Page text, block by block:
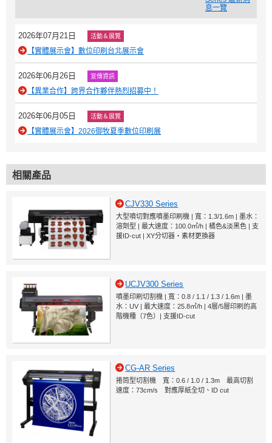
息一覽
2026年07月21日 活動＆展覽
【實體展示會】數位印刷台北展示會
2026年06月26日 宣傳資訊
【異業合作】跨界合作夥伴熱烈招募中！
2026年06月05日 活動＆展覽
【實體展示會】2026御牧夏季數位印刷展
相關產品
CJV330 Series
大型噴切對應噴墨印刷機 | 寬：1.3/1.6m | 墨水：
溶劑型 | 最大速度：100.0㎡/h | 橘色&淡黑色 | 支
援ID-cut | XY分切器・素材更換器
UCJV300 Series
噴墨印刷切割機 | 寬：0.8 / 1.1 / 1.3 / 1.6m | 墨
水：UV | 最大速度：25.8㎡/h | 4層/5層印刷的高
階機種（7色）| 支援ID-cut
CG-AR Series
捲筒型切割機 寬：0.6 / 1.0 / 1.3m 最高切割
速度：73cm/s 對應厚紙全切、ID cut